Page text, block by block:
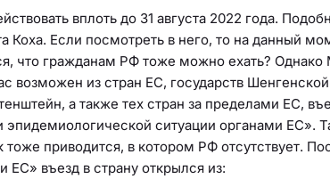
вплоть до 31 августа 2022 года.
Коха. Если посмотреть в него, то на данный
что гражданам РФ тоже можно ехать?
возможен из стран ЕС, государств
а также тех стран за пределами ЕС,
ситуации органами ЕС».
приводится, в котором РФ отсутствует.
въезд в страну открылся из: